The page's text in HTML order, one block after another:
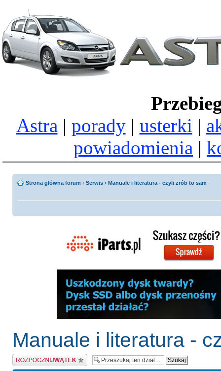
Astra | porady| usterki |
powiadomienia |
Strona główna forum ‹ Serwis ‹ Manuale i literatura - czyli zrób to sam
Manuale i literatura -
Napisz wątek